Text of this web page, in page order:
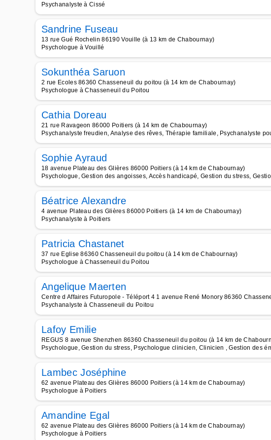
Psychanalyste à Cissé
Sandrine Fuseau
13 rue Gué Rochelin 86190 Vouille (à 13 km de Chabournay)
Psychologue à Vouillé
Sokunthéa Saruon
2 rue Ecoles 86360 Chasseneuil du poitou (à 14 km de Chabournay)
Psychologue à Chasseneuil du Poitou
Cathia Doreau
21 rue Ravageon 86000 Poitiers (à 14 km de Chabournay)
Psychanalyste freudien, Analyse des rêves, Thérapie familiale, Psychanalyste
Sophie Ayraud
18 avenue Plateau des Glières 86000 Poitiers (à 14 km de Chabournay)
Psychologue, Gestion des angoisses, Accès handicapé, Gestion du stress,
Béatrice Alexandre
4 avenue Plateau des Glières 86000 Poitiers (à 14 km de Chabournay)
Psychanalyste à Poitiers
Patricia Chastanet
37 rue Eglise 86360 Chasseneuil du poitou (à 14 km de Chabournay)
Psychologue à Chasseneuil du Poitou
Angelique Maerten
Centre d Affaires Futuropole - Téléport 4 1 avenue René Monory 86360
Psychanalyste à Chasseneuil du Poitou
Lafoy Emilie
REGUS 8 avenue Shenzhen 86360 Chasseneuil du poitou (à 14 km de
Psychologue, Gestion du stress, Psychologue clinicien, Clinicien , Gestion des
Lambec Joséphine
62 avenue Plateau des Glières 86000 Poitiers (à 14 km de Chabournay)
Psychologue à Poitiers
Amandine Egal
62 avenue Plateau des Glières 86000 Poitiers (à 14 km de Chabournay)
Psychologue à Poitiers